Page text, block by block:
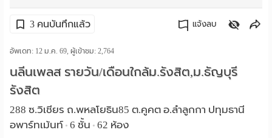
ลง
ประกาศ
ฟรี
Language
:
3 คนบันทึกแล้ว แจ้งลบ
อัพเดท: 12 ม.ค. 69, ผู้เข้าชม:2,764
นลีนเพลส รายวัน/เดือนใกล้ม.รังสิต,ม.ธัญบุรี
รังสิต
288 ซ.วิเชียร ถ.พหลโยธิน85 ต.คูคต อ.ลำลูกกา ปทุมธานี
อพาร์ทเม้นท์ • 6 ชั้น • 62 ห้อง